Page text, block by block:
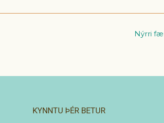
Nýrri
KYNNTU ÞÉR BETUR